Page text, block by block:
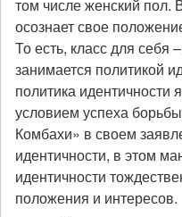
том числе женский пол.
осознает свое
То есть, класс для себя
занимается политикой
политика
условием успеха
Комбахи» в своем
идентичности, в этом
идентичности
положения и интересов.